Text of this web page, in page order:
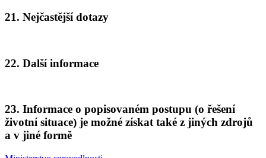
21. Nejčastější dotazy
22. Další informace
23. Informace o popisovaném postupu (o řešení
životní situace) je možné získat také z jiných zdrojů
a v jiné formě